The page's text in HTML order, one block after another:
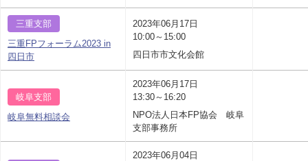
三重支部
三重FPフォーラム2023 in
四日市
2023年06月17日
10:00～15:00
四日市市文化会館
岐阜支部
岐阜無料相談会
2023年06月17日
13:30～16:20
NPO法人日本FP協会 岐阜
支部事務所
2023年06月04日